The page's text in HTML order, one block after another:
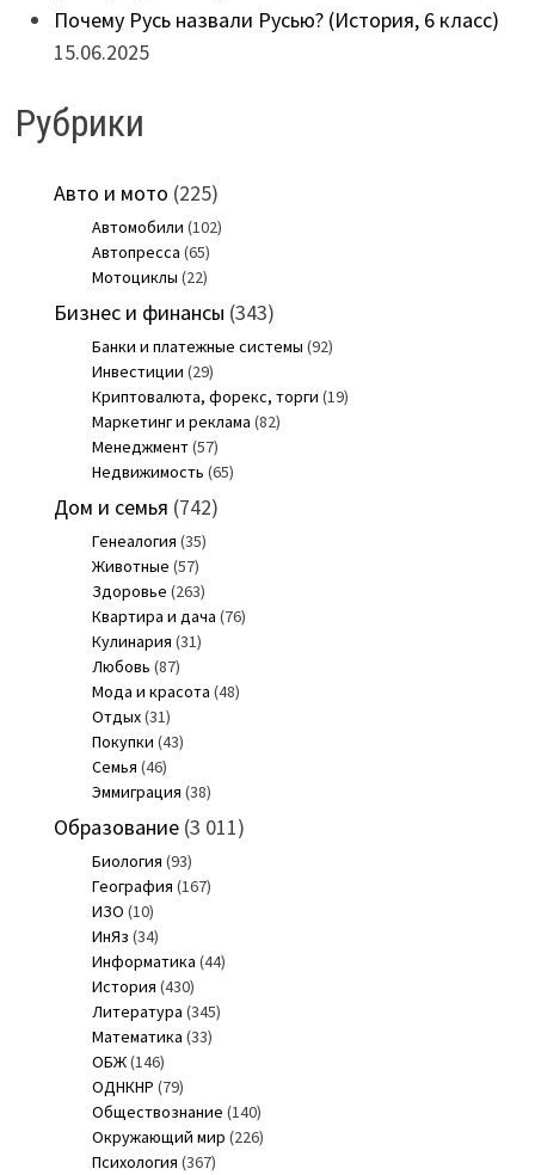
Почему Русь назвали Русью? (История, 6 класс)
15.06.2025
Рубрики
Авто и мото (225)
Автомобили (102)
Автопресса (65)
Мотоциклы (22)
Бизнес и финансы (343)
Банки и платежные системы (92)
Инвестиции (29)
Криптовалюта, форекс, торги (19)
Маркетинг и реклама (82)
Менеджмент(57)
Недвижимость (65)
Дом и семья (742)
Генеалогия (35)
Животные (57)
Здоровье (263)
Квартира и дача (76)
Кулинария (31)
Любовь (87)
Мода и красота (48)
Отдых(31)
Покупки (43)
Семья (46)
Эммиграция (38)
Образование(3 011)
Биология (93)
География (167)
ИЗО (10)
ИнЯз (34)
Информатика (44)
История (430)
Литература (345)
Математика (33)
ОБЖ(146)
ОДНКНР (79)
Обществознание (140)
Окружающий мир (226)
Психология (367)